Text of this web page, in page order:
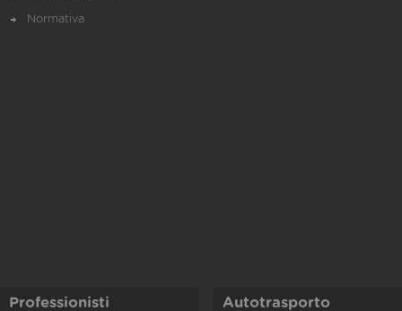
Normativa
Professionisti Autotrasporto